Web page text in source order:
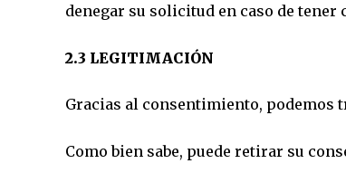
denegar su solicitud en caso de tener
2.3 LEGITIMACIÓN
Gracias al consentimiento, podemos
Como bien sabe, puede retirar su